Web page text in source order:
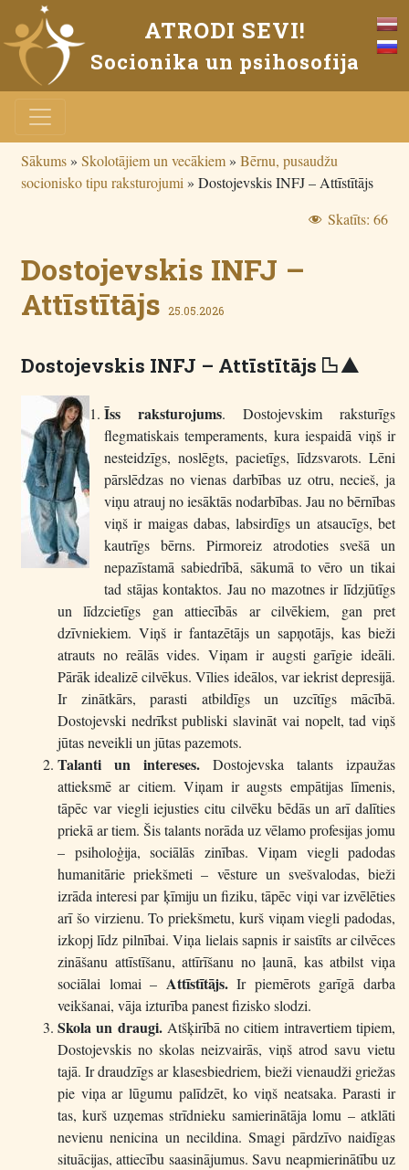
ATRODI SEVI!
Socionika un psihosofija
Sākums» Skolotājiem un vecākiem» Bērnu, pusaudžu
socionisko tipu raksturojumi » Dostojevskis INFJ – Attīstītājs
Skatīts: 66
Dostojevskis INFJ –
Attīstītājs 25.05.2026
Dostojevskis INFJ – Attīstītājs R I
Īss raksturojums. Dostojevskim raksturīgs
flegmatiskais temperaments, kura iespaidā viņš ir
nesteidzīgs, noslēgts, pacietīgs, līdzsvarots. Lēni
pārslēdzas no vienas darbības uz otru, necieš, ja
viņu atrauj no iesāktās nodarbības. Jau no bērnības
viņš ir maigas dabas, labsirdīgs un atsaucīgs, bet
kautrīgs bērns. Pirmoreiz atrodoties svešā un
nepazīstamā sabiedrībā, sākumā to vēro un tikai
tad stājas kontaktos. Jau no mazotnes ir līdzjūtīgs
un līdzcietīgs gan attiecībās ar cilvēkiem, gan pret
dzīvniekiem. Viņš ir fantazētājs un sapņotājs, kas bieži
atrauts no reālās vides. Viņam ir augsti garīgie ideāli.
Pārāk idealizē cilvēkus. Vīlies ideālos, var iekrist depresijā.
Ir zinātkārs, parasti atbildīgs un uzcītīgs mācībā.
Dostojevski nedrīkst publiski slavināt vai nopelt, tad viņš
jūtas neveikli un jūtas pazemots.
Talanti un intereses. Dostojevska talants izpaužas
attieksmē ar citiem. Viņam ir augsts empātijas līmenis,
tāpēc var viegli iejusties citu cilvēku bēdās un arī dalīties
priekā ar tiem. Šis talants norāda uz vēlamo profesijas jomu
– psiholoģija, sociālās zinības. Viņam viegli padodas
humanitārie priekšmeti – vēsture un svešvalodas, bieži
izrāda interesi par ķīmiju un fiziku, tāpēc viņi var izvēlēties
arī šo virzienu. To priekšmetu, kurš viņam viegli padodas,
izkopj līdz pilnībai. Viņa lielais sapnis ir saistīts ar cilvēces
zināšanu attīstīšanu, attīrīšanu no ļaunā, kas atbilst viņa
sociālai lomai – Attīstītājs.Ir piemērots garīgā darba
veikšanai, vāja izturība panest fizisko slodzi.
Skola un draugi.Atšķirībā no citiem intravertiem tipiem,
Dostojevskis no skolas neizvairās, viņš atrod savu vietu
tajā. Ir draudzīgs ar klasesbiedriem, bieži vienaudži griežas
pie viņa ar lūgumu palīdzēt, ko viņš neatsaka. Parasti ir
tas, kurš uzņemas strīdnieku samierinātāja lomu – atklāti
nevienu nenicina un necildina. Smagi pārdzīvo naidīgas
situācijas, attiecību saasinājumus. Savu neapmierinātību uz